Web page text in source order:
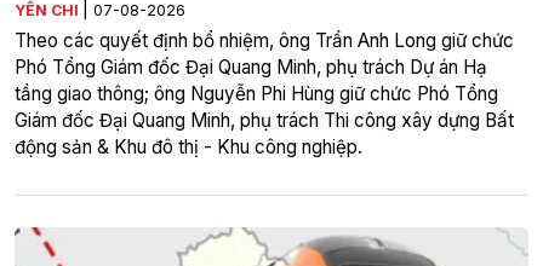
YÊN CHI 07-08-2026
Theo các quyết định bổ nhiệm, ông Trần Anh Long giữ chức
Phó Tổng Giám đốc Đại Quang Minh, phụ trách Dự án Hạ
tầng giao thông; ông Nguyễn Phi Hùng giữ chức Phó Tổng
Giám đốc Đại Quang Minh, phụ trách Thi công xây dựng Bất
động sản & Khu đô thị - Khu công nghiệp.